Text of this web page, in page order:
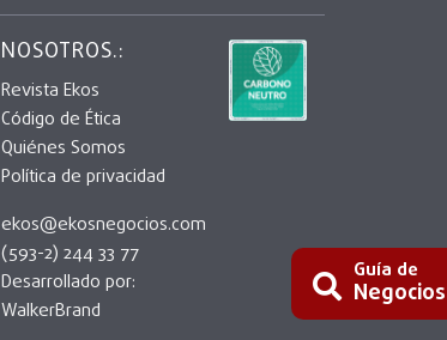
Guía de
NOSOTROS.:
Revista Ekos
Código de Ética
Quiénes Somos
Política de privacidad
ekos@ekosnegocios.com
(593-2) 244 33 77
Desarrollado por:
WalkerBrand